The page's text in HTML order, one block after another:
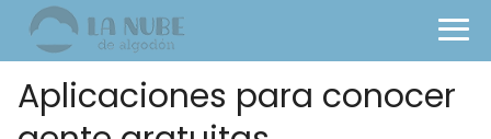
Aplicaciones para conocer